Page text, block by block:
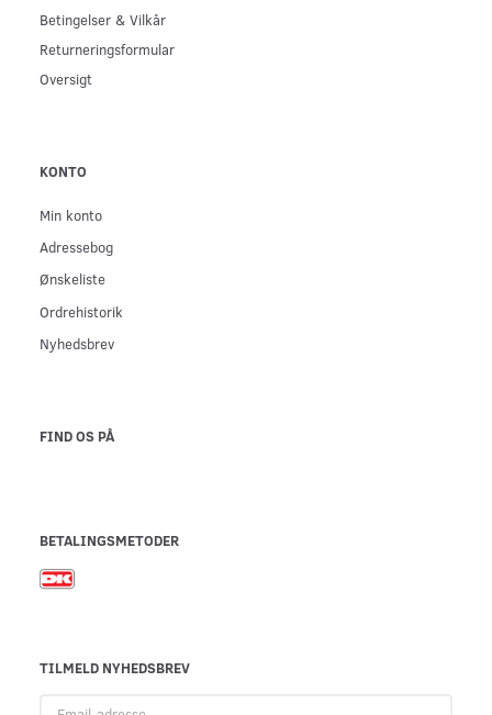
Betingelser & Vilkår
Returneringsformular
Oversigt
KONTO
Min konto
Adressebog
Ønskeliste
Ordrehistorik
Nyhedsbrev
FIND OS PÅ
BETALINGSMETODER
TILMELD NYHEDSBREV